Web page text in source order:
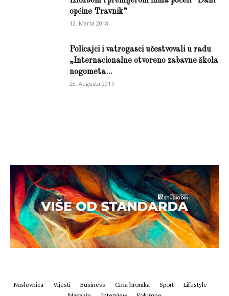
općine Travnik”
12. Marta 2018.
Policajci i vatrogasci učestvovali u radu
„Internacionalne otvoreno zabavne škola
nogometa...
23. Augusta 2017.
Naslovnica Vijesti Business Crna hronika Sport
Lifestyle